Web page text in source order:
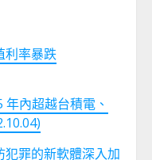
利率暴跌
年內超越台積電、
犯罪的新軟體深入加